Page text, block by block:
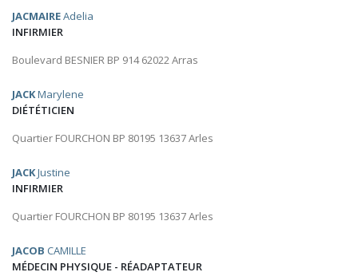
JACMAIREAdelia
INFIRMIER
Boulevard BESNIER BP 914 62022 Arras
JACKMarylene
DIÉTÉTICIEN
Quartier FOURCHON BP 80195 13637 Arles
JACKJustine
INFIRMIER
Quartier FOURCHON BP 80195 13637 Arles
JACOB CAMILLE
MÉDECIN PHYSIQUE - RÉADAPTATEUR